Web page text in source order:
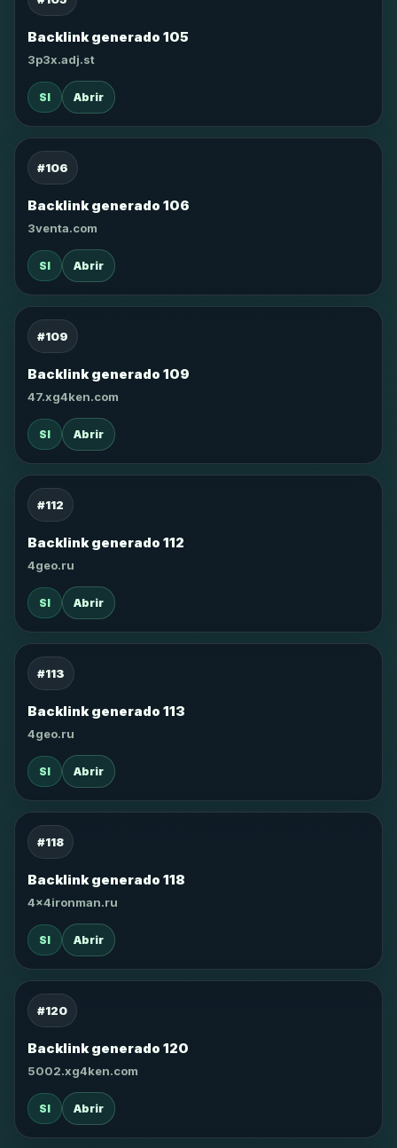
Backlink generado 105
3p3x.adj.st
SI Abrir
#106
Backlink generado 106
3venta.com
SI Abrir
#109
Backlink generado 109
47.xg4ken.com
SI Abrir
#112
Backlink generado 112
4geo.ru
SI Abrir
#113
Backlink generado 113
4geo.ru
SI Abrir
#118
Backlink generado 118
4x4ironman.ru
SI Abrir
#120
Backlink generado 120
5002.xg4ken.com
SI Abrir